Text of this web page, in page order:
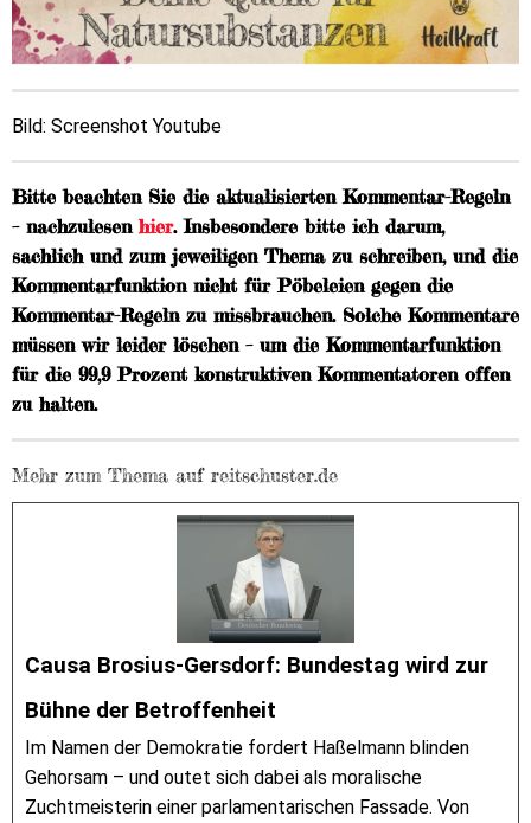
Bild: Screenshot Youtube
Bitte beachten Sie die aktualisierten Kommentar-Regeln
– nachzulesenhier. Insbesondere bitte ich darum,
sachlich und zum jeweiligen Thema zu schreiben, und die
Kommentarfunktion nicht für Pöbeleien gegen die
Kommentar-Regeln zu missbrauchen. Solche Kommentare
müssen wir leider löschen – um die Kommentarfunktion
für die 99,9 Prozent konstruktiven Kommentatoren offen
zu halten.
Mehr zum Thema auf reitschuster.de
Causa Brosius-Gersdorf: Bundestag wird zur
Bühne der Betroffenheit
Im Namen der Demokratie fordert Haßelmann blinden
Gehorsam – und outet sich dabei als moralische
Zuchtmeisterin einer parlamentarischen Fassade. Von